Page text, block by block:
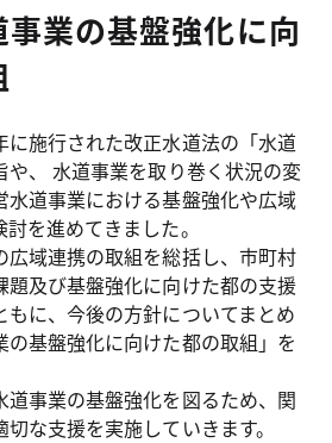
業の基盤強化に向
施行された改正水道法の「水道
や、 水道事業を取り巻く状況の変
道事業における基盤強化や広域
を進めてきました。
域連携の取組を総括し、市町村
題及び基盤強化に向けた都の支援
に、今後の方針についてまとめ
基盤強化に向けた都の取組」を
事業の基盤強化を図るため、関
な支援を実施していきます。